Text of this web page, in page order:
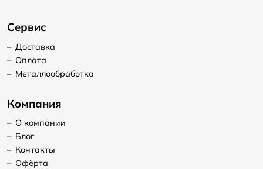
Сервис
– Доставка
– Оплата
– Металлообработка
Компания
– О компании
– Блог
– Контакты
– Офёрта